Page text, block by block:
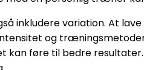
inkludere variation. At
og
kan føre til bedre